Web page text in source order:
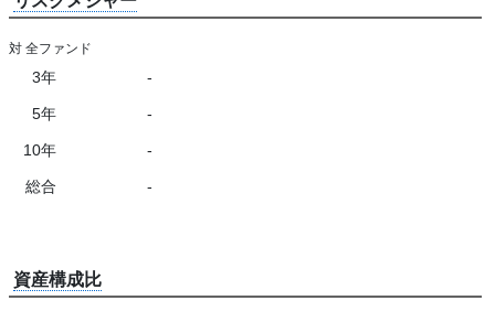
対 全ファンド
3年 -
5年 -
10年 -
総合 -
資産構成比